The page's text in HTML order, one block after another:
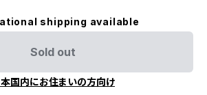
shipping available
Sold out
国内にお住まいの方向け